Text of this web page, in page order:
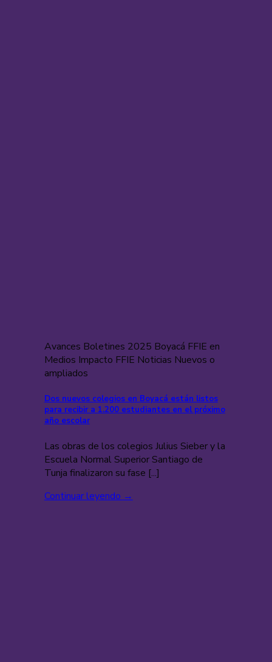
Avances Boletines 2025 Boyacá FFIE en
Medios Impacto FFIE Noticias Nuevos o
ampliados
Dos nuevos colegios en Boyacá están listos
para recibir a 1.200 estudiantes en el próximo
año escolar
Las obras de los colegios Julius Sieber y la
Escuela Normal Superior Santiago de
Tunja finalizaron su fase [...]
Continuar leyendo→